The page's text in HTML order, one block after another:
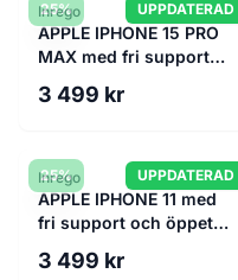
UPPDATERAD
25%
Inrego
APPLE IPHONE 15 PRO
MAX med fri support
3 499 kr
UPPDATERAD
25%
Inrego
APPLE IPHONE 11 med
fri support och öppet
3 499 kr